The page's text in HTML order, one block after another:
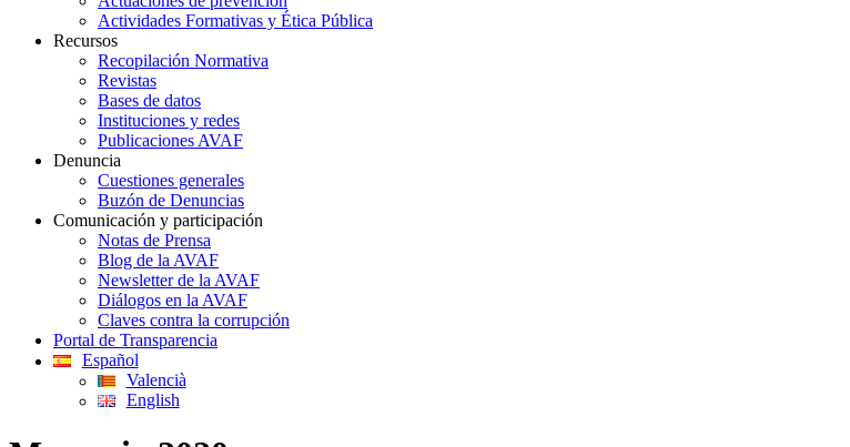
Actividades Formativas y Ética Pública
Recursos
Recopilación Normativa
Revistas
Bases de datos
Instituciones y redes
Publicaciones AVAF
Denuncia
Cuestiones generales
Buzón de Denuncias
Comunicación y participación
Notas de Prensa
Blog de la AVAF
Newsletter de la AVAF
Diálogos en la AVAF
Claves contra la corrupción
Portal de Transparencia
Español
Valencià
English